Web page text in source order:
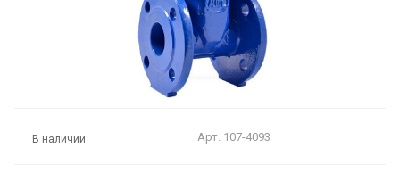
В наличии Арт. 107-4093